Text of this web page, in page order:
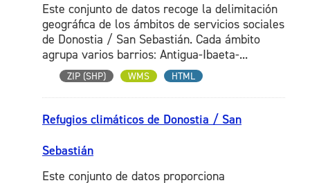
Este conjunto de datos recoge la delimitación
geográfica de los ámbitos de servicios sociales
de Donostia / San Sebastián. Cada ámbito
agrupa varios barrios: Antigua-Ibaeta-...
ZIP (SHP) WMS HTML
Refugios climáticos de Donostia / San
Sebastián
Este conjunto de datos proporciona